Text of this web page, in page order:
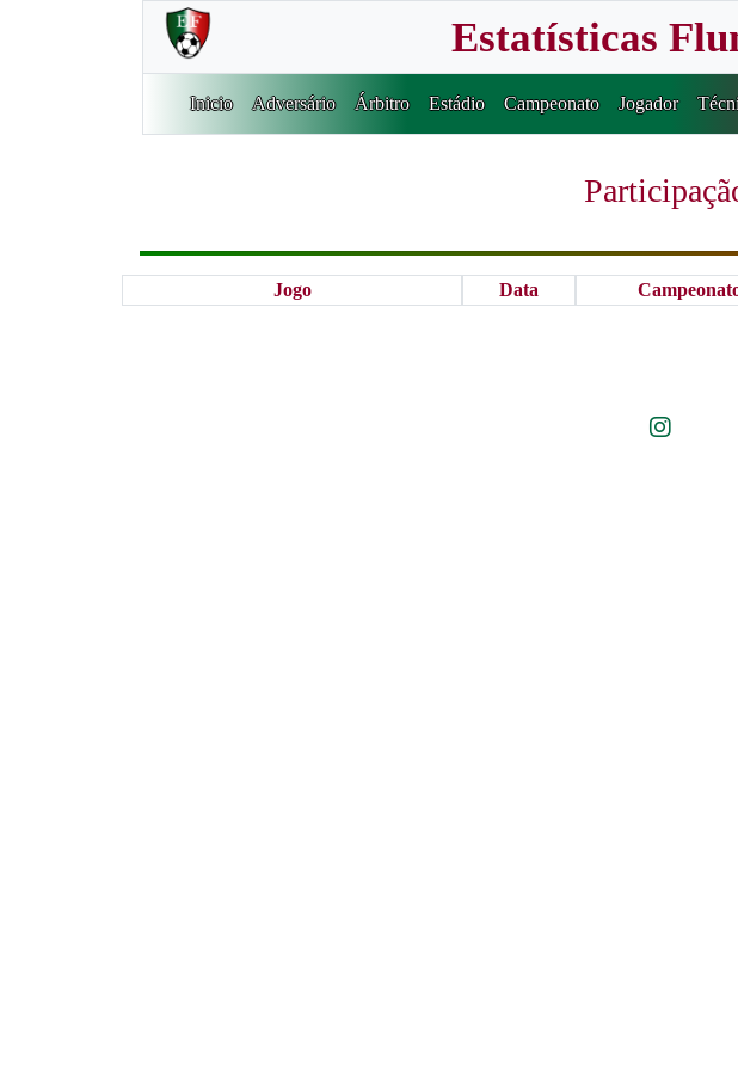
Estatísticas
Inicio Adversário Árbitro Estádio Campeonato Jogador
Jogo Data